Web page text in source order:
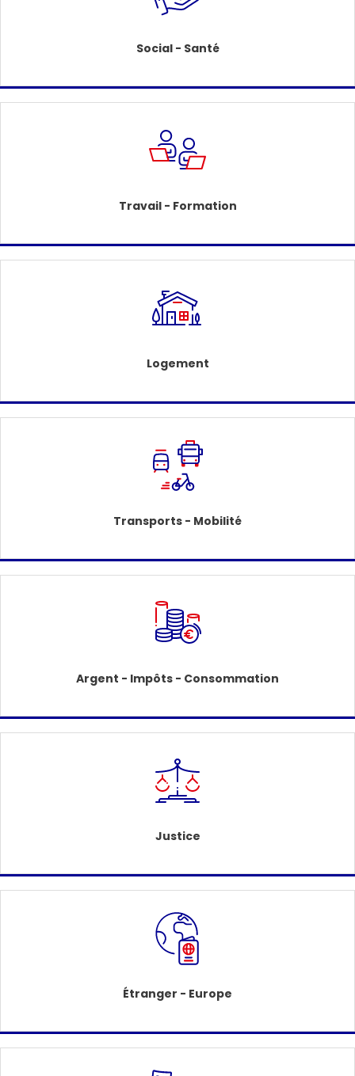
Social - Santé
Travail - Formation
Logement
Transports - Mobilité
Argent - Impôts - Consommation
Justice
Étranger - Europe